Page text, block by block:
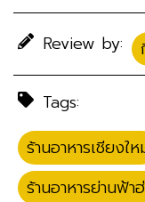
Review by:
Tags:
ร้านอาหารเชียงใ
ร้านอาหารย่านฟ้า